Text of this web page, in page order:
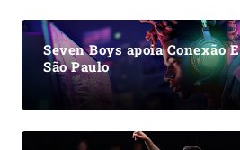
Seven Boys apoia Conexão
São Paulo